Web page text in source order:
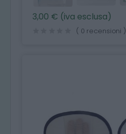
3,00 € (iva esclusa)
( 0 recensioni )